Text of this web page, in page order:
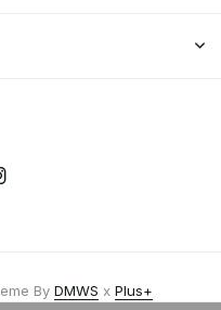
By DMWS x Plus+